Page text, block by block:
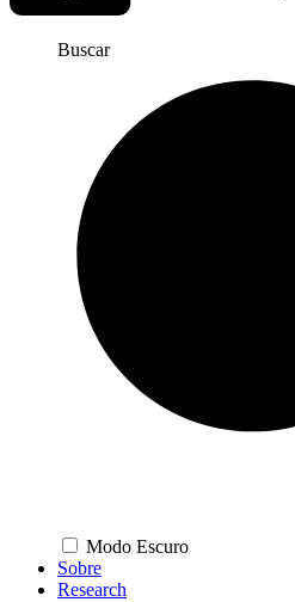
Buscar
Modo Escuro
Sobre
Research